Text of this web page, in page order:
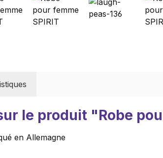
le produit "Robe
en Allemagne